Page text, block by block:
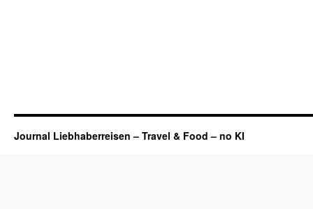
Journal Liebhaberreisen – Travel & Food – no KI